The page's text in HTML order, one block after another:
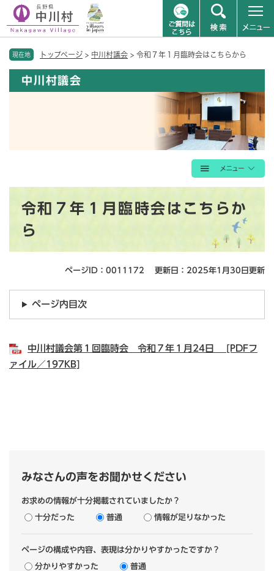
現在地 トップページ > 中川村議会 > 令和７年１月臨時会はこちらから
中川村議会
令和７年１月臨時会はこちらか
ら
ページID：0011172 更新日：2025年1月30日更新
ページ内目次
中川村議会第１回臨時会 令和７年１月24日 [PDFフ
ァイル／197KB]
みなさんの声をお聞かせください
お求めの情報が十分掲載されていましたか？
十分だった 普通 情報が足りなかった
ページの構成や内容、表現は分かりやすかったですか？
分かりやすかった
普通